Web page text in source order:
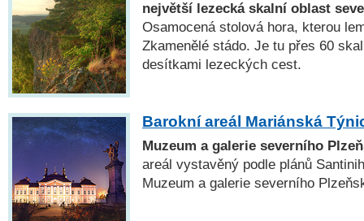
největší lezecká skalní oblast
Osamocená stolová hora, kterou
Zkamenělé stádo. Je tu přes 60
desítkami lezeckých cest.
Barokní areál Mariánská
Muzeum a galerie severního
areál vystavěný podle plánů
Muzeum a galerie severního